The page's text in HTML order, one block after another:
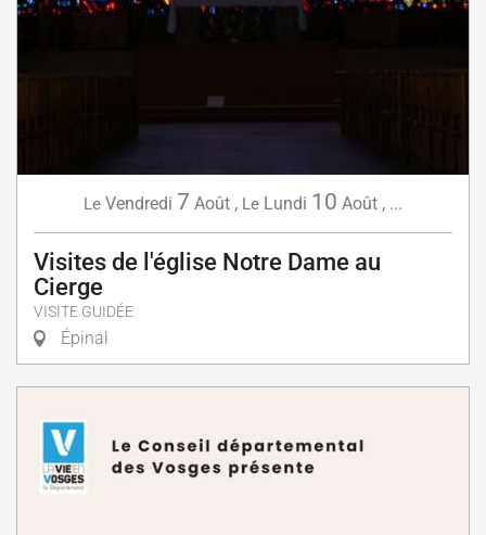
Le Vendredi 7 Août , Le Lundi 10 Août , ...
Visites de l'église Notre Dame au
Cierge
VISITE GUIDÉE
Épinal